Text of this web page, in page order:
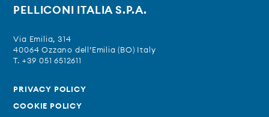
PELLICONI ITALIA S.P.A.
Via Emilia, 314
40064 Ozzano dell’Emilia (BO) Italy
T. +39 051 6512611
PRIVACY POLICY
COOKIE POLICY